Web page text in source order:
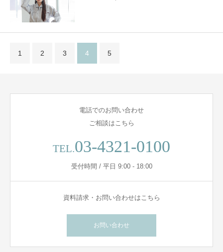
1 2 3 4 5
電話でのお問い合わせ
ご相談はこちら
TEL.03-4321-0100
受付時間 / 平日 9:00 - 18:00
資料請求・お問い合わせはこちら
お問い合わせ